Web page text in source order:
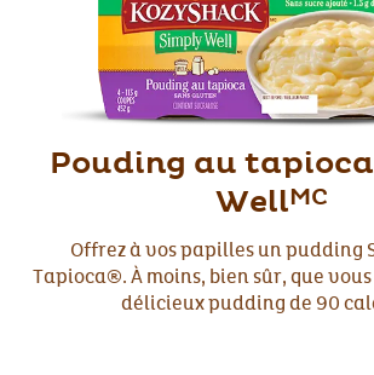
Pouding au
Well MC
Offrez à vos papilles un pudding
Tapioca®. À moins, bien sûr, que vous
délicieux pudding de 90